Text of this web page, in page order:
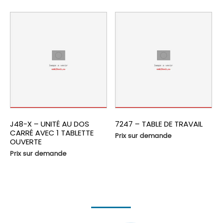
J48-X – UNITÉ AU DOS
CARRÉ AVEC 1 TABLETTE
OUVERTE
Prix sur demande
7247 – TABLE DE TRAVAIL
Prix sur demande